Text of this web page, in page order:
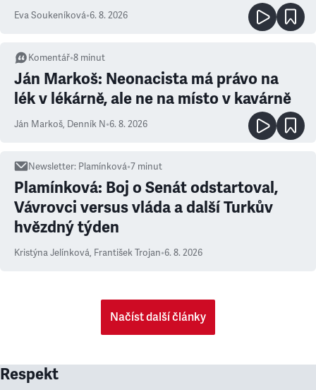
Eva Soukeníková•6. 8. 2026
Komentář•8 minut
Ján Markoš: Neonacista má právo na
lék v lékárně, ale ne na místo v kavárně
Ján Markoš, Denník N•6. 8. 2026
Newsletter: Plamínková•7 minut
Plamínková: Boj o Senát odstartoval,
Vávrovci versus vláda a další Turkův
hvězdný týden
Kristýna Jelínková, František Trojan•6. 8. 2026
Načíst další články
Respekt